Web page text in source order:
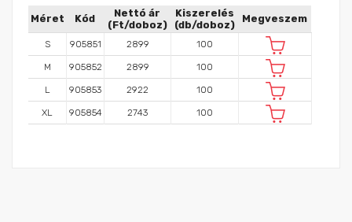
Méret Kód
Nettó ár
(Ft/doboz)
Kiszerelés
(db/doboz)
Megveszem
S 905851 2899 100
M 905852 2899 100
L 905853 2922 100
XL 905854 2743 100